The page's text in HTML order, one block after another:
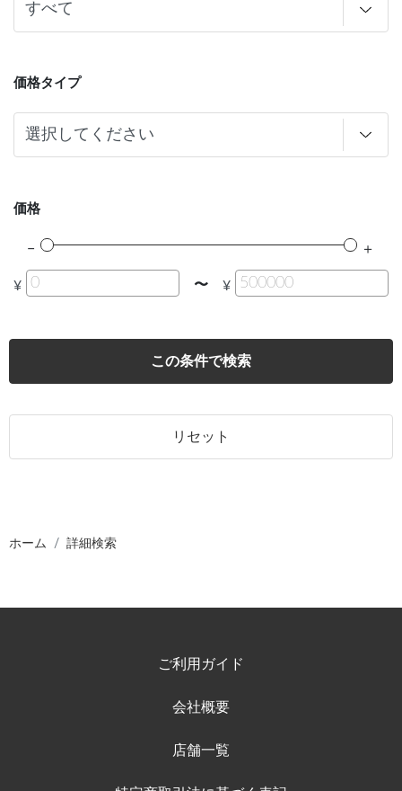
価格タイプ
価格
¥ 〜 ¥
この条件で検索
リセット
ホーム 詳細検索
ご利用ガイド
会社概要
店舗一覧